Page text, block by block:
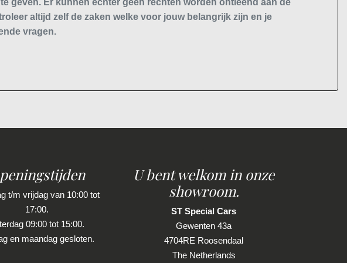
geven. Er kunnen echter geen rechten worden ontleend aan de
altijd zelf de zaken welke voor jouw belangrijk zijn en je
vragen.
t/m vrijdag van 10:00 tot
17:00.
09:00 tot 15:00.
en maandag gesloten.
U bent welkom in onze
showroom.
ST Special Cars
Gewenten 43a
4704RE Roosendaal
The Netherlands